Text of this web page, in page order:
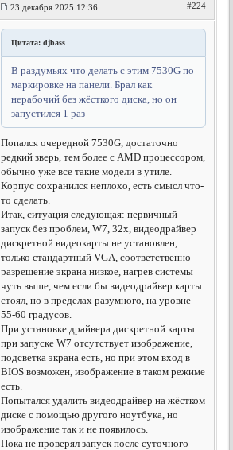
23 декабря 2025 12:36 #224
Цитата: djbass
В раздумьях что делать с этим 7530G по
маркировке на панели. Брал как
нерабочий без жёсткого диска, но он
запустился 1 раз
Попался очередной 7530G, достаточно
редкий зверь, тем более с AMD процессором,
обычно уже все такие модели в утиле.
Корпус сохранился неплохо, есть смысл что-
то сделать.
Итак, ситуация следующая: первичный
запуск без проблем, W7, 32x, видеодрайвер
дискретной видеокарты не установлен,
только стандартный VGA, соответственно
разрешение экрана низкое, нагрев системы
чуть выше, чем если бы видеодрайвер карты
стоял, но в пределах разумного, на уровне
55-60 градусов.
При установке драйвера дискретной карты
при запуске W7 отсутствует изображение,
подсветка экрана есть, но при этом вход в
BIOS возможен, изображение в таком режиме
есть.
Попытался удалить видеодрайвер на жёстком
диске с помощью другого ноутбука, но
изображение так и не появилось.
Пока не проверял запуск после суточного